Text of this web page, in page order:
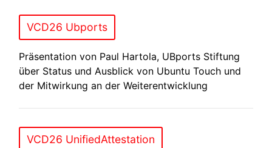
VCD26 Ubports
Präsentation von Paul Hartola, UBports Stiftung
über Status und Ausblick von Ubuntu Touch und
der Mitwirkung an der Weiterentwicklung
VCD26 UnifiedAttestation